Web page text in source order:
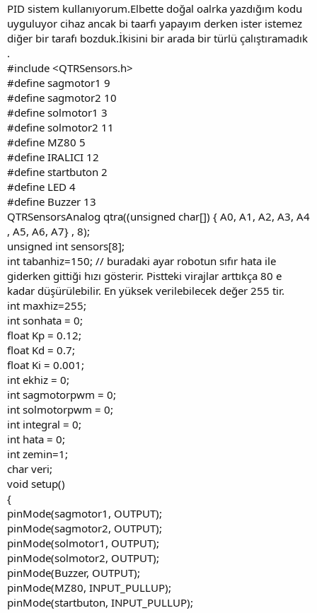
PID sistem kullanıyorum.Elbette doğal oalrka yazdığım kodu
uyguluyor cihaz ancak bi taarfı yapayım derken ister istemez
diğer bir tarafı bozduk.İkisini bir arada bir türlü çalıştıramadık
.
#include <QTRSensors.h>
#define sagmotor1 9
#define sagmotor2 10
#define solmotor1 3
#define solmotor2 11
#define MZ80 5
#define IRALICI 12
#define startbuton 2
#define LED 4
#define Buzzer 13
QTRSensorsAnalog qtra((unsigned char[]) { A0, A1, A2, A3, A4
, A5, A6, A7} , 8);
unsigned int sensors[8];
int tabanhiz=150; // buradaki ayar robotun sıfır hata ile
giderken gittiği hızı gösterir. Pistteki virajlar arttıkça 80 e
kadar düşürülebilir. En yüksek verilebilecek değer 255 tir.
int maxhiz=255;
int sonhata = 0;
float Kp = 0.12;
float Kd = 0.7;
float Ki = 0.001;
int ekhiz = 0;
int sagmotorpwm = 0;
int solmotorpwm = 0;
int integral = 0;
int hata = 0;
int zemin=1;
char veri;
void setup()
{
pinMode(sagmotor1, OUTPUT);
pinMode(sagmotor2, OUTPUT);
pinMode(solmotor1, OUTPUT);
pinMode(solmotor2, OUTPUT);
pinMode(Buzzer, OUTPUT);
pinMode(MZ80, INPUT_PULLUP);
pinMode(startbuton, INPUT_PULLUP);